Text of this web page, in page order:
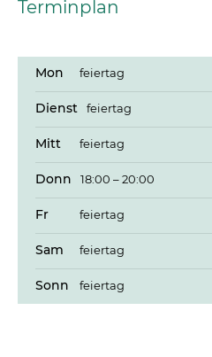
Terminplan
Mon feiertag
Dienst feiertag
Mitt feiertag
Donn 18:00 – 20:00
Fr feiertag
Sam feiertag
Sonn feiertag